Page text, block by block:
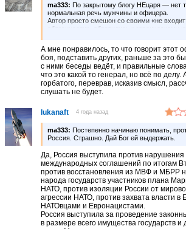
ma333: По закрытому блогу НЕцаря — нет
нормальная речь мужчины и офицера.
Автор просто смешон со своими «не
обязанности», обратились к героическому
Особенно на фоне изложенного в
не знаю, кто внушает больше отвращения
человеческий облик «вояки» или
режима».
Постепенно начинаю понимать, против
Страшно. Дай Бог ей выдержать.
А мне понравилось, то что говорит этот
боя, подставить других, раньше за это
с ними беседы ведёт, и правильные
что это какой то генерал, но всё по
горбатого, переврав, исказив смысл,
слушать не будет.
lukanaft 4 года назад
ma333: Постепенно начинаю понимать,
Россия. Страшно. Дай Бог ей выдержать.
Да, Россия выступила против
международных соглашений по итогам
против восстановления из МВФ и МБРР
народа государств участников плана
НАТО, против изоляции России от
агрессии НАТО, против захвата власти
НАТОвцами и Евронацистами.
Россия выступила за проведение
в размере всего имущества государств и